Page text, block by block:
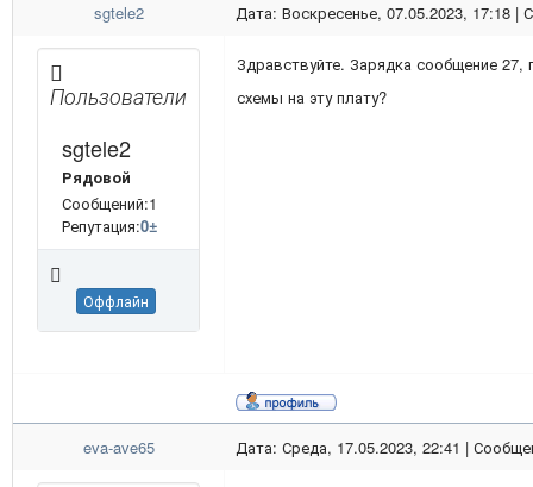
sgtele2 Дата: Воскресенье, 07.05.2023, 17:18 |
Пользователи
sgtele2
Рядовой
Сообщений:1
Репутация:0±
Оффлайн
Здравствуйте. Зарядка сообщение
схемы на эту плату?
eva-ave65 Дата: Среда, 17.05.2023, 22:41 |